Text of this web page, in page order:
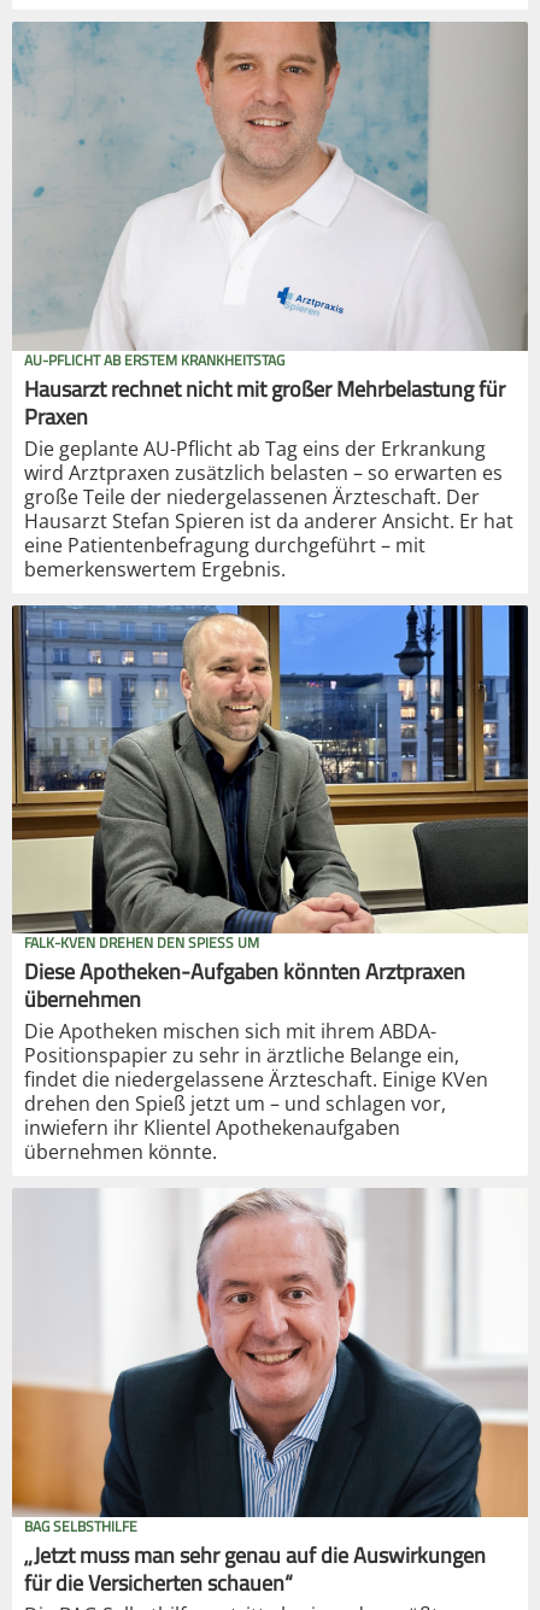
AU-PFLICHT AB ERSTEM KRANKHEITSTAG
Hausarzt rechnet nicht mit großer Mehrbelastung für
Praxen
Die geplante AU-Pflicht ab Tag eins der Erkrankung
wird Arztpraxen zusätzlich belasten – so erwarten es
große Teile der niedergelassenen Ärzteschaft. Der
Hausarzt Stefan Spieren ist da anderer Ansicht. Er hat
eine Patientenbefragung durchgeführt – mit
bemerkenswertem Ergebnis.
FALK-KVEN DREHEN DEN SPIESS UM
Diese Apotheken-Aufgaben könnten Arztpraxen
übernehmen
Die Apotheken mischen sich mit ihrem ABDA-
Positionspapier zu sehr in ärztliche Belange ein,
findet die niedergelassene Ärzteschaft. Einige KVen
drehen den Spieß jetzt um – und schlagen vor,
inwiefern ihr Klientel Apothekenaufgaben
übernehmen könnte.
BAG SELBSTHILFE
„Jetzt muss man sehr genau auf die Auswirkungen
für die Versicherten schauen“